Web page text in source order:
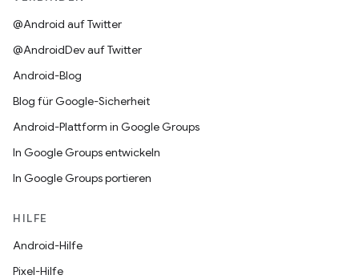
@Android auf Twitter
@AndroidDev auf Twitter
Android-Blog
Blog für Google-Sicherheit
Android-Plattform in Google Groups
In Google Groups entwickeln
In Google Groups portieren
HILFE
Android-Hilfe
Pixel-Hilfe